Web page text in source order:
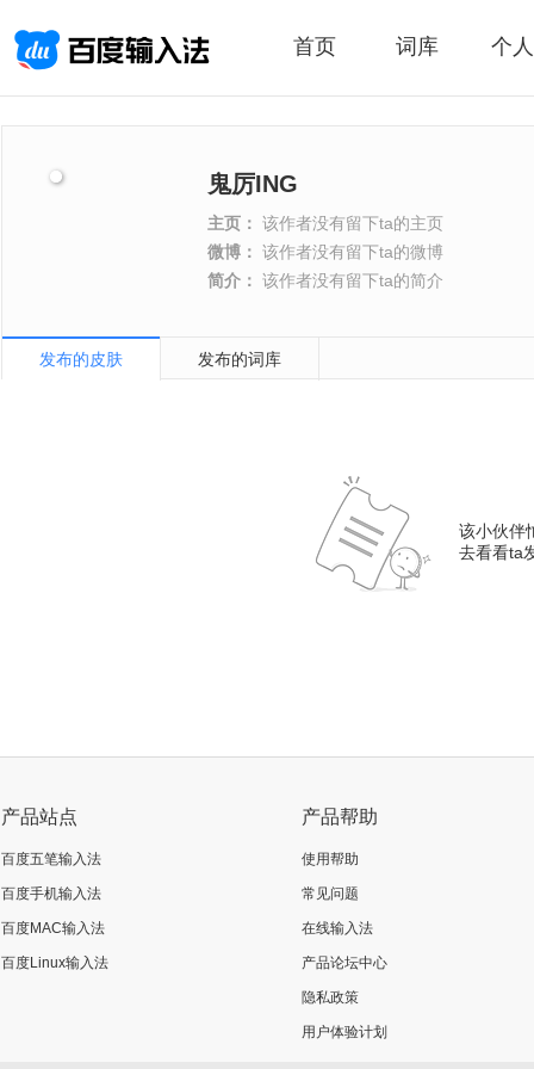
首页 词库 个
鬼厉ING
主页： 该作者没有留下ta的主页
微博： 该作者没有留下ta的微博
简介： 该作者没有留下ta的简介
发布的皮肤 发布的词库
该小伙伴
去看看ta
产品站点
百度五笔输入法
百度手机输入法
百度MAC输入法
百度Linux输入法
产品帮助
使用帮助
常见问题
在线输入法
产品论坛中心
隐私政策
用户体验计划